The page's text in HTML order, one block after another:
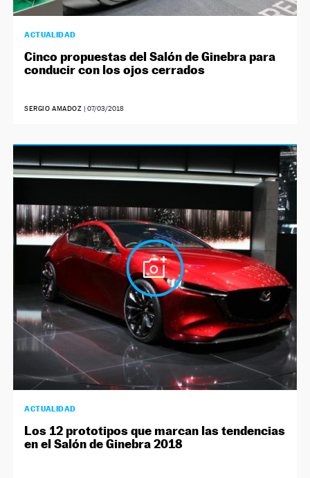
ACTUALIDAD
Cinco propuestas del Salón de Ginebra para
conducir con los ojos cerrados
SERGIO AMADOZ | 07/03/2018
ACTUALIDAD
Los 12 prototipos que marcan las tendencias
en el Salón de Ginebra 2018